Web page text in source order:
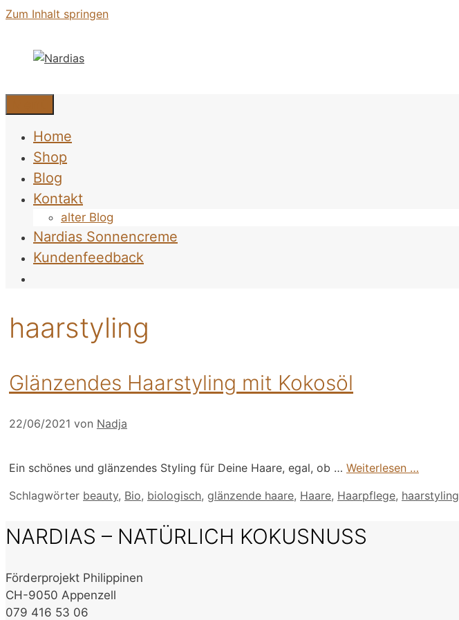
Zum Inhalt springen
Home
Shop
Blog
Kontakt
alter Blog
Nardias Sonnencreme
Kundenfeedback
haarstyling
Glänzendes Haarstyling mit Kokosöl
22/06/2021 von Nadja
Ein schönes und glänzendes Styling für Deine Haare, egal, ob … Weiterlesen …
Schlagwörter beauty, Bio, biologisch, glänzende haare, Haare, Haarpflege, haarstyling
NARDIAS – NATÜRLICH KOKUSNUSS
Förderprojekt Philippinen
CH-9050 Appenzell
079 416 53 06